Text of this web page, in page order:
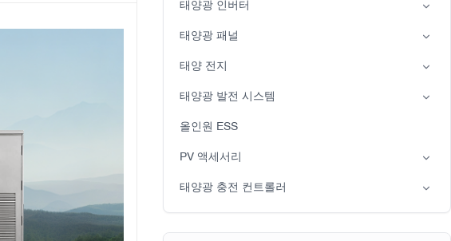
태양광 인버터
분상 인버터
하이브리드 태양광 인버터(IP21)
하이브리드 태양광 인버터(IP65)
태양광 패널
단핵증
태양 전지
납산 배터리
LiFePO4 배터리
태양광 발전 시스템
그리드 기반 태양광 발전 시스템
오프 그리드 태양 광 발전 시스템
올인원 ESS
PV 액세서리
태양 광
Solar pump
태양광 충전 컨트롤러
PWM